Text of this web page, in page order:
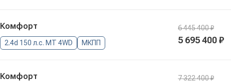
Комфорт
2.4d 150 л.с. MT 4WD МКПП
6 445 400 ₽
5 695 400 ₽
Комфорт 7 322 400 ₽